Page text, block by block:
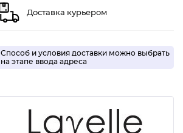
Доставка курьером
Способ и условия доставки можно выбрать
на этапе ввода адреса